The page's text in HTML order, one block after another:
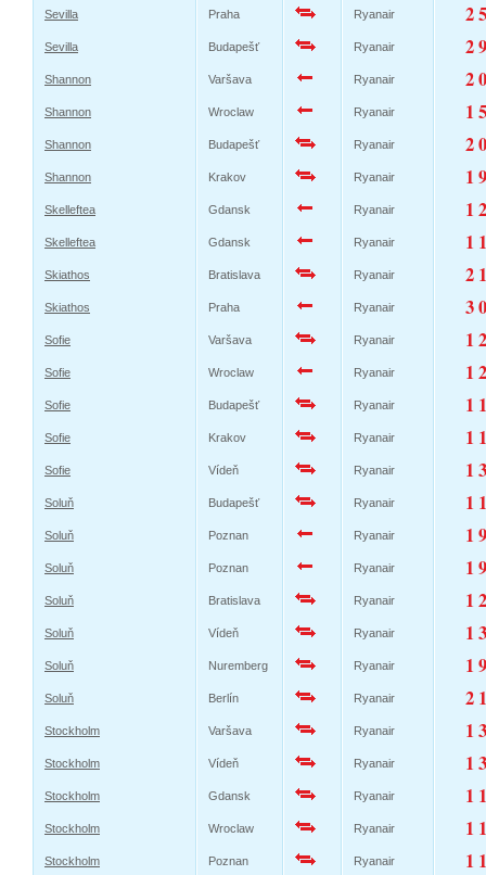
Sevilla Praha Ryanair 2
Sevilla Budapešť Ryanair 2
Shannon Varšava Ryanair 2
Shannon Wroclaw Ryanair 1
Shannon Budapešť Ryanair 2
Shannon Krakov Ryanair 1
Skelleftea Gdansk Ryanair 1
Skelleftea Gdansk Ryanair 1
Skiathos Bratislava Ryanair 2
Skiathos Praha Ryanair 3
Sofie Varšava Ryanair 1
Sofie Wroclaw Ryanair 1
Sofie Budapešť Ryanair 1
Sofie Krakov Ryanair 1
Sofie Vídeň Ryanair 1
Soluň Budapešť Ryanair 1
Soluň Poznan Ryanair 1
Soluň Poznan Ryanair 1
Soluň Bratislava Ryanair 1
Soluň Vídeň Ryanair 1
Soluň Nuremberg Ryanair 1
Soluň Berlín Ryanair 2
Stockholm Varšava Ryanair 1
Stockholm Vídeň Ryanair 1
Stockholm Gdansk Ryanair 1
Stockholm Wroclaw Ryanair 1
Stockholm Poznan Ryanair 1